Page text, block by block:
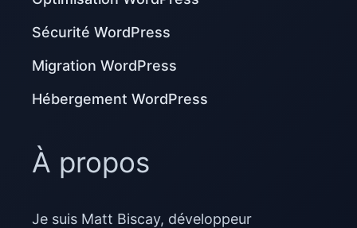
Sécurité WordPress
Migration WordPress
Hébergement WordPress
À propos
Je suis Matt Biscay, développeur